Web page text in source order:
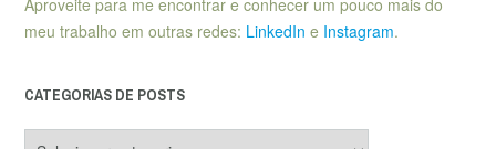
meu trabalho em outras redes: LinkedIn e Instagram.
CATEGORIAS DE POSTS